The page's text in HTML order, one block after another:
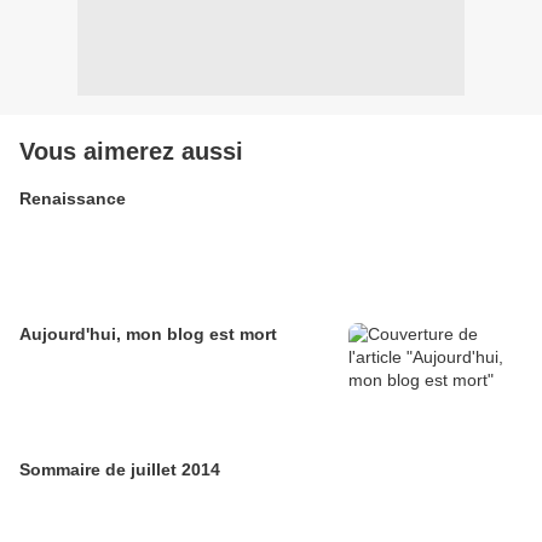
Vous aimerez aussi
Renaissance
Aujourd'hui, mon blog est mort
Sommaire de juillet 2014